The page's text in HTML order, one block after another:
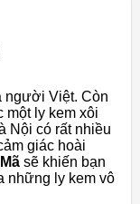
người Việt. Còn
ly kem xôi
Nội có rất nhiều
giác hoài
sẽ khiến bạn
những ly kem vô